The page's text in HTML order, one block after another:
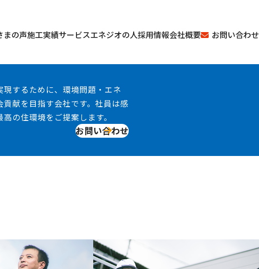
まの声施工実績サービスエネジオの人採用情報会社概要 お問い合わせ
するために、環境問題・エネ
献を目指す会社です。社員は感
の住環境をご提案します。
お問い合わせ